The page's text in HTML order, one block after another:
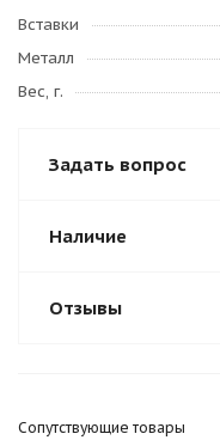
Вставки
Металл
Вес, г.
Задать вопрос
Наличие
Отзывы
Сопутствующие товары